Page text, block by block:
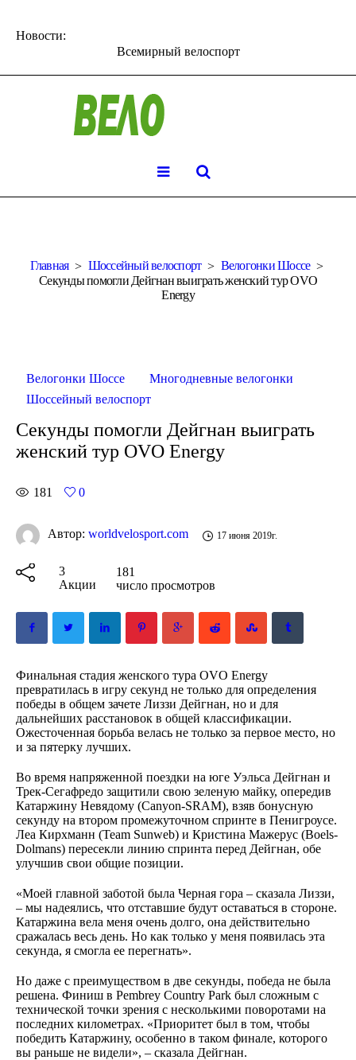
Новости:
Всемирный велоспорт
Главная Шоссейный велоспорт
Велогонки Шоссе
Секунды помогли Дейгнан выиграть женский тур OVO
Energy
Велогонки Шоссе
Многодневные велогонки
Шоссейный велоспорт
Секунды помогли Дейгнан выиграть
женский тур OVO Energy
181 0
Автор: worldvelosport.com 17 июня 2019г.
3
Акции
181
число просмотров
Финальная стадия женского тура OVO Energy
превратилась в игру секунд не только для определения
победы в общем зачете Лиззи Дейгнан, но и для
дальнейших расстановок в общей классификации.
Ожесточенная борьба велась не только за первое место, но
и за пятерку лучших.
Во время напряженной поездки на юге Уэльса Дейгнан и
Трек-Сегафредо защитили свою зеленую майку, опередив
Катаржину Невядому (Canyon-SRAM), взяв бонусную
секунду на втором промежуточном спринте в Пенигроусе.
Леа Кирхманн (Team Sunweb) и Кристина Мажерус (Boels-
Dolmans) пересекли линию спринта перед Дейгнан, обе
улучшив свои общие позиции.
«Моей главной заботой была Черная гора – сказала Лиззи,
– мы надеялись, что отставшие будут оставаться в стороне.
Катаржина вела меня очень долго, она действительно
сражалась весь день. Но как только у меня появилась эта
секунда, я смогла ее перегнать».
Но даже с преимуществом в две секунды, победа не была
решена. Финиш в Pembrey Country Park был сложным с
технической точки зрения с несколькими поворотами на
последних километрах. «Приоритет был в том, чтобы
победить Катаржину, особенно в таком финале, которого
вы раньше не видели», – сказала Дейгнан.